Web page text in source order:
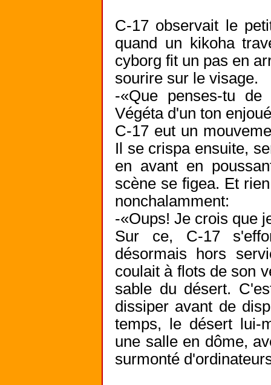
C-17 observait le
quand un kikoha
cyborg fit un pas en
sourire sur le visage.
-«Que penses-tu
Végéta d'un ton
C-17 eut un
Il se crispa ensuite,
en avant en
scène se figea. Et
nonchalamment:
-«Oups! Je crois que
Sur ce, C-17
désormais hors
coulait à flots de son
sable du désert.
dissiper avant de
temps, le désert lui-
une salle en dôme,
surmonté